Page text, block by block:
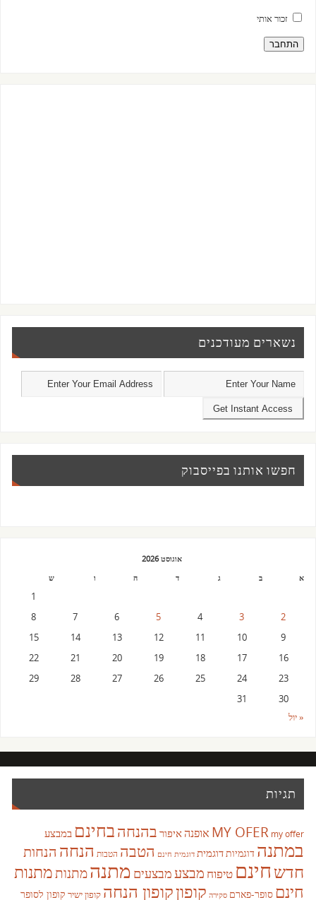
זכור אותי
התחבר
נשארים מעודכנים
חפשו אותנו בפייסבוק
אוגוסט 2026
א
ב ג ד ה ו ש
1
2
3
4
5
6
7
8
9
10
11
12
13
14
15
16
17
18
19
20
21
22
23
24
25
26
27
28
29
30
31
« יול
תגיות
MY OFER my offer אופנהאיפור בהנחהבחינם במבצע
במתנה דוגמיותדוגמית דוגמית חינם הטבה הטבות הנחה הנחות
חדשחינם טיפוח מבצעמבצעים מתנהמתנותמתנות
חינם סופר-פארם סקירה קופוןקופון הנחה קופון ישיר קופון לסופר